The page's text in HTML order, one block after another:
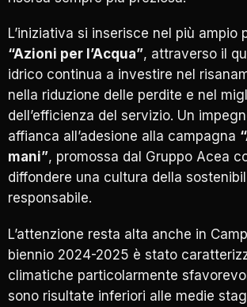
L’iniziativa si inserisce nel più ampio
“Azioni per l’Acqua”, attraverso il
idrico continua a investire nel
nella riduzione delle perdite e nel
dell’efficienza del servizio. Un
affianca all’adesione alla campagna
mani”, promossa dal Gruppo Acea
diffondere una cultura della
responsabile.
L’attenzione resta alta anche in
biennio 2024-2025 è stato
climatiche particolarmente
sono risultate inferiori alle medie